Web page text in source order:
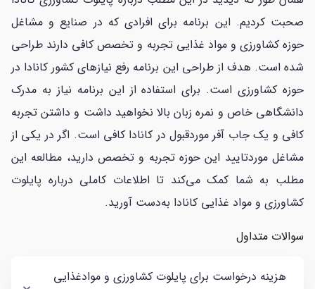
صحبت کردیم. این برنامه برای افرادی که در صنایع و مشاغل
حوزه کشاورزی و مواد غذایی تجربه و تخصص کافی دارند طراحی
شده است. هدف از طراحی این برنامه رفع نیازهای کشور کانادا در
حوزه کشاورزی است. برای استفاده از این برنامه نیاز به مدرک
دانشگاهی خاص و نمره زبان بالا نخواهید داشت و داشتن تجربه
کافی و یک جاب آفر موردقبول در کانادا کافی است. اگر در یکی از
مشاغل موردتایید این حوزه تجربه و تخصص دارید، مطالعه این
مطلب به شما کمک می‌کند تا اطلاعات کاملی درباره پایلوت
کشاورزی و مواد غذایی کانادا به‌دست آورید.
سوالات متداول
هزینه درخواست برای پایلوت کشاورزی و موادغذایی